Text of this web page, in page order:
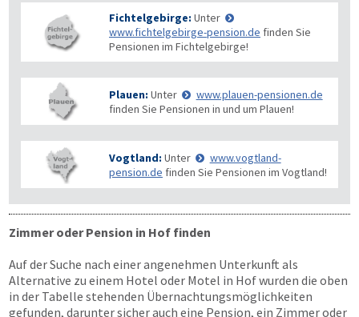
Fichtelgebirge: Unter
www.fichtelgebirge-pension.de finden Sie
Pensionen im Fichtelgebirge!
Plauen: Unter
www.plauen-pensionen.de
finden Sie Pensionen in und um Plauen!
Vogtland: Unter
www.vogtland-
pension.de finden Sie Pensionen im Vogtland!
Zimmer oder Pension in Hof finden
Auf der Suche nach einer angenehmen Unterkunft als
Alternative zu einem Hotel oder Motel in Hof wurden die oben
in der Tabelle stehenden Übernachtungsmöglichkeiten
gefunden, darunter sicher auch eine Pension, ein Zimmer oder